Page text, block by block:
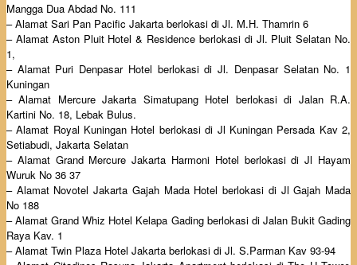
Mangga Dua Abdad No. 111
– Alamat Sari Pan Pacific Jakarta berlokasi di Jl. M.H. Thamrin 6
– Alamat Aston Pluit Hotel & Residence berlokasi di Jl. Pluit Selatan No.
1,
– Alamat Puri Denpasar Hotel berlokasi di Jl. Denpasar Selatan No. 1
Kuningan
– Alamat Mercure Jakarta Simatupang Hotel berlokasi di Jalan R.A.
Kartini No. 18, Lebak Bulus.
– Alamat Royal Kuningan Hotel berlokasi di Jl Kuningan Persada Kav 2,
Setiabudi, Jakarta Selatan
– Alamat Grand Mercure Jakarta Harmoni Hotel berlokasi di Jl Hayam
Wuruk No 36 37
– Alamat Novotel Jakarta Gajah Mada Hotel berlokasi di Jl Gajah Mada
No 188
– Alamat Grand Whiz Hotel Kelapa Gading berlokasi di Jalan Bukit Gading
Raya Kav. 1
– Alamat Twin Plaza Hotel Jakarta berlokasi di Jl. S.Parman Kav 93-94